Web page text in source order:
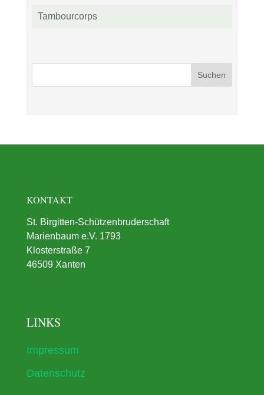
Tambourcorps
KONTAKT
St. Birgitten-Schützenbruderschaft
Marienbaum e.V. 1793
Klosterstraße 7
46509 Xanten
LINKS
Impressum
Datenschutz